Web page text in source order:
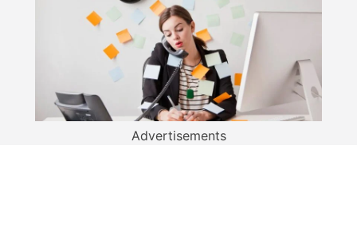
Advertisements